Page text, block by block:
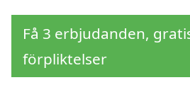
Få 3 erbjudanden,
förpliktelser